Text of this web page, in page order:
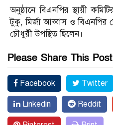
অনুষ্ঠানে বিএনপির স্থায়ী
টুকু, মির্জা আব্বাস ও বিএনপির
চৌধুরী উপস্থিত ছিলেন।
Please Share This
Facebook Twitter
Linkedin Reddit